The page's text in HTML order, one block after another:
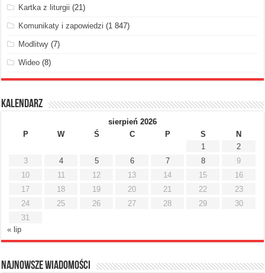
Kartka z liturgii (21)
Komunikaty i zapowiedzi (1 847)
Modlitwy (7)
Wideo (8)
Kalendarz
sierpień 2026
P
W Ś C P S
N
1
2
3
4 5 6 7 8
9
10
11 12 13 14 15
16
17
18 19 20 21 22
23
24
25 26 27 28 29
30
31
« lip
Najnowsze Wiadomości